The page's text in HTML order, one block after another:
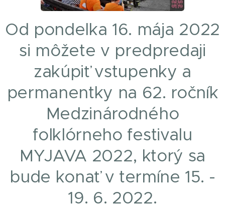
Od pondelka 16. mája 2022
si môžete v predpredaji
zakúpiť vstupenky a
permanentky na 62. ročník
Medzinárodného
folklórneho festivalu
MYJAVA 2022, ktorý sa
bude konať v termíne 15. -
19. 6. 2022.